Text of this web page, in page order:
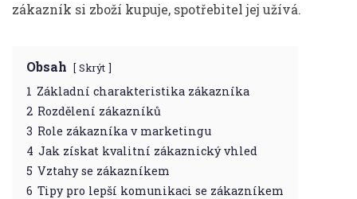
zákazník si zboží kupuje, spotřebitel jej užívá.
Obsah Skrýt
1 Základní charakteristika zákazníka
2 Rozdělení zákazníků
3 Role zákazníka v marketingu
4 Jak získat kvalitní zákaznický vhled
5 Vztahy se zákazníkem
6 Tipy pro lepší komunikaci se zákazníkem